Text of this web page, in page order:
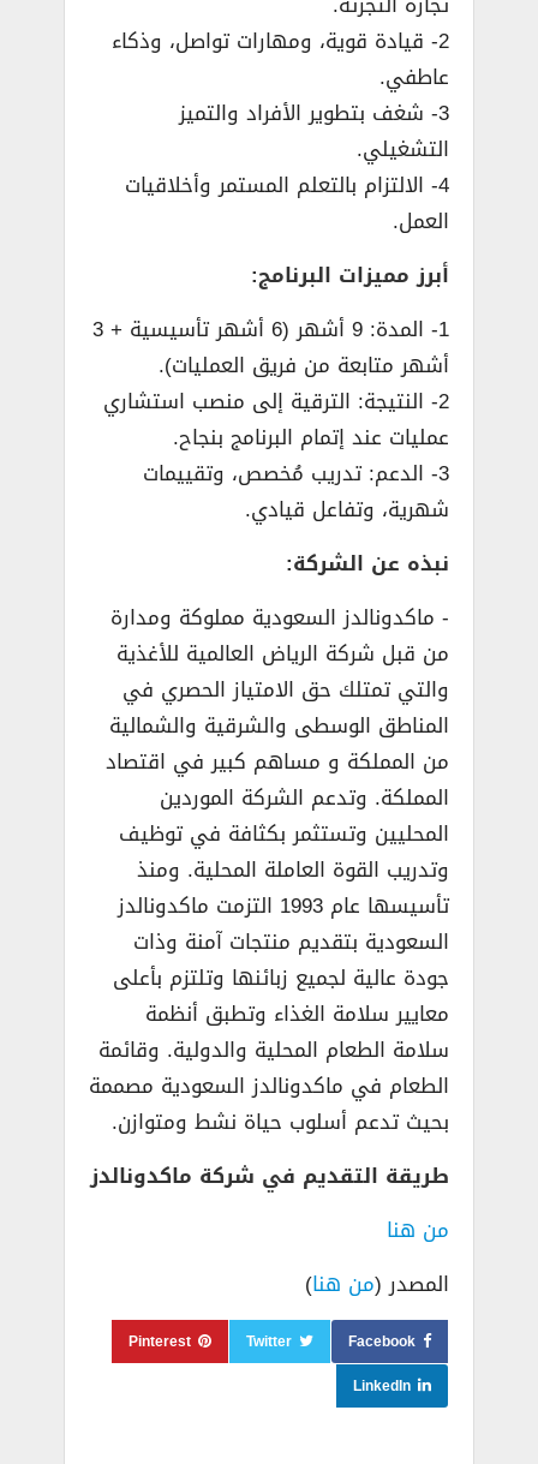
2- قيادة قوية، ومهارات تواصل، وذكاء
عاطفي.
3- شغف بتطوير الأفراد والتميز
التشغيلي.
4- الالتزام بالتعلم المستمر وأخلاقيات
العمل.
أبرز مميزات البرنامج:
1- المدة: 9 أشهر (6 أشهر تأسيسية + 3
أشهر متابعة من فريق العمليات).
2- النتيجة: الترقية إلى منصب استشاري
عمليات عند إتمام البرنامج بنجاح.
3- الدعم: تدريب مُخصص، وتقييمات
شهرية، وتفاعل قيادي.
نبذه عن الشركة:
­- ماكدونالدز السعودية مملوكة ومدارة
من قبل شركة الرياض العالمية للأغذية
والتي تمتلك حق الامتياز الحصري في
المناطق الوسطى والشرقية والشمالية
من المملكة و مساهم كبير في اقتصاد
المملكة. وتدعم الشركة الموردين
المحليين وتستثمر بكثافة في توظيف
وتدريب القوة العاملة المحلية. ومنذ
تأسيسها عام 1993 التزمت ماكدونالدز
السعودية بتقديم منتجات آمنة وذات
جودة عالية لجميع زبائنها وتلتزم بأعلى
معايير سلامة الغذاء وتطبق أنظمة
سلامة الطعام المحلية والدولية. وقائمة
الطعام في ماكدونالدز السعودية مصممة
بحيث تدعم أسلوب حياة نشط ومتوازن.
طريقة التقديم في شركة ماكدونالدز
من هنا
المصدر (من هنا)
Facebook
Twitter
Pinterest
LinkedIn